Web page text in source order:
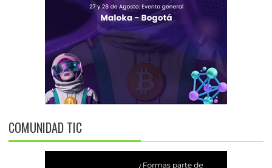
COMUNIDAD TIC